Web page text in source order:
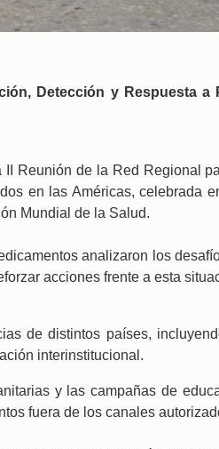
Detección y Respuesta
Reunión de la Red Regional
en las Américas, celebrada
Mundial de la Salud.
analizaron los
acciones frente a esta
de distintos países,
interinstitucional.
y las campañas de
fuera de los canales